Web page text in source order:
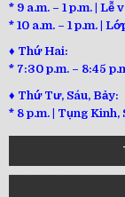
* 9 a.m. – 1 p.m. | Lễ
* 10 a.m. – 1 p.m. |
♦ Thứ Hai:
* 7:30 p.m. – 8:45
♦ Thứ Tư, Sáu, Bảy:
* 8 p.m. | Tụng